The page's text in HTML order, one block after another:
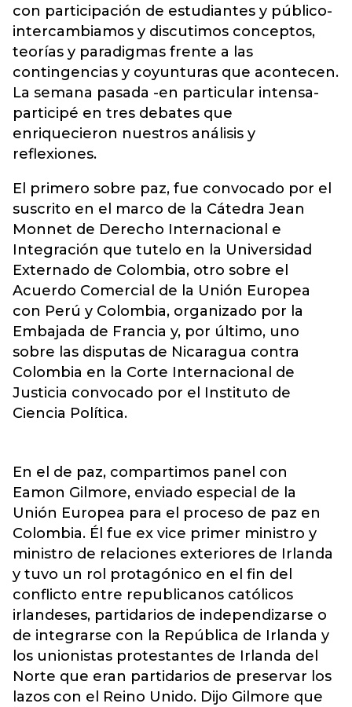
con participación de estudiantes y público-
intercambiamos y discutimos conceptos,
teorías y paradigmas frente a las
contingencias y coyunturas que acontecen.
La semana pasada -en particular intensa-
participé en tres debates que
enriquecieron nuestros análisis y
reflexiones.
El primero sobre paz, fue convocado por el
suscrito en el marco de la Cátedra Jean
Monnet de Derecho Internacional e
Integración que tutelo en la Universidad
Externado de Colombia, otro sobre el
Acuerdo Comercial de la Unión Europea
con Perú y Colombia, organizado por la
Embajada de Francia y, por último, uno
sobre las disputas de Nicaragua contra
Colombia en la Corte Internacional de
Justicia convocado por el Instituto de
Ciencia Política.
En el de paz, compartimos panel con
Eamon Gilmore, enviado especial de la
Unión Europea para el proceso de paz en
Colombia. Él fue ex vice primer ministro y
ministro de relaciones exteriores de Irlanda
y tuvo un rol protagónico en el fin del
conflicto entre republicanos católicos
irlandeses, partidarios de independizarse o
de integrarse con la República de Irlanda y
los unionistas protestantes de Irlanda del
Norte que eran partidarios de preservar los
lazos con el Reino Unido. Dijo Gilmore que